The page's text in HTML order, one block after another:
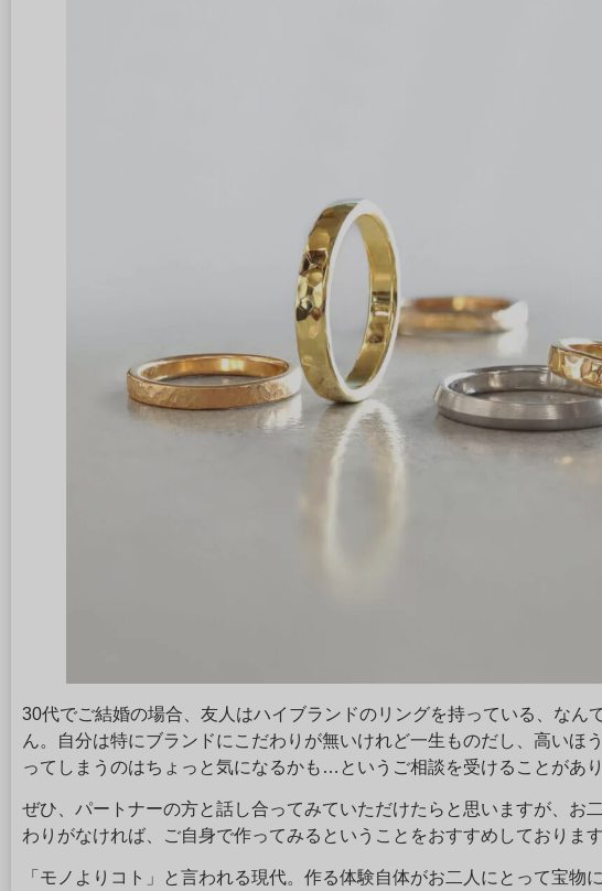
30代でご結婚の場合、友人はハイブランドのリングを持っている、なん
ん。自分は特にブランドにこだわりが無いけれど一生ものだし、高いほ
ってしまうのはちょっと気になるかも…というご相談を受けることがあり
ぜひ、パートナーの方と話し合ってみていただけたらと思いますが、お
わりがなければ、ご自身で作ってみるということをおすすめしております
「モノよりコト」と言われる現代。作る体験自体がお二人にとって宝物